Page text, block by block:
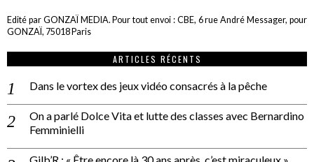
Edité par GONZAÏ MEDIA. Pour tout envoi : CBE, 6 rue André Messager, pour
GONZAÏ, 75018 Paris
ARTICLES RÉCENTS
Dans le vortex des jeux vidéo consacrés à la pêche
On a parlé Dolce Vita et lutte des classes avec Bernardino
Femminielli